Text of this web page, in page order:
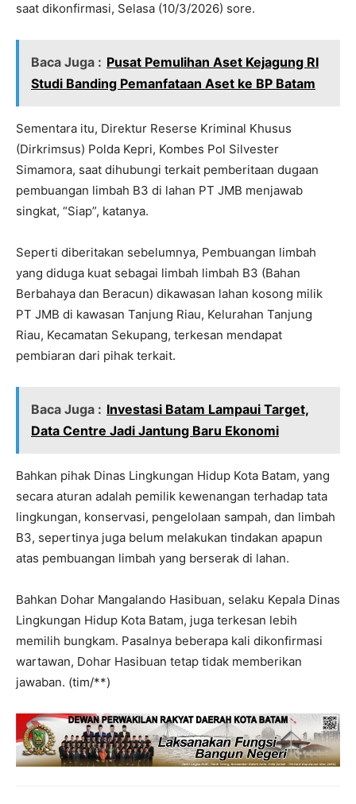
saat dikonfirmasi, Selasa (10/3/2026) sore.
Baca Juga : Pusat Pemulihan Aset Kejagung RI
Studi Banding Pemanfataan Aset ke BP Batam
Sementara itu, Direktur Reserse Kriminal Khusus
(Dirkrimsus) Polda Kepri, Kombes Pol Silvester
Simamora, saat dihubungi terkait pemberitaan dugaan
pembuangan limbah B3 di lahan PT JMB menjawab
singkat, “Siap”, katanya.
Seperti diberitakan sebelumnya, Pembuangan limbah
yang diduga kuat sebagai limbah limbah B3 (Bahan
Berbahaya dan Beracun) dikawasan lahan kosong milik
PT JMB di kawasan Tanjung Riau, Kelurahan Tanjung
Riau, Kecamatan Sekupang, terkesan mendapat
pembiaran dari pihak terkait.
Baca Juga : Investasi Batam Lampaui Target,
Data Centre Jadi Jantung Baru Ekonomi
Bahkan pihak Dinas Lingkungan Hidup Kota Batam, yang
secara aturan adalah pemilik kewenangan terhadap tata
lingkungan, konservasi, pengelolaan sampah, dan limbah
B3, sepertinya juga belum melakukan tindakan apapun
atas pembuangan limbah yang berserak di lahan.
Bahkan Dohar Mangalando Hasibuan, selaku Kepala Dinas
Lingkungan Hidup Kota Batam, juga terkesan lebih
memilih bungkam. Pasalnya beberapa kali dikonfirmasi
wartawan, Dohar Hasibuan tetap tidak memberikan
jawaban. (tim/**)